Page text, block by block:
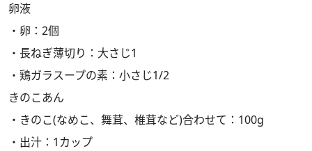
卵液
・卵：2個
・長ねぎ薄切り：大さじ1
・鶏ガラスープの素：小さじ1/2
きのこあん
・きのこ(なめこ、舞茸、椎茸など)合わせて：100g
・出汁：1カップ